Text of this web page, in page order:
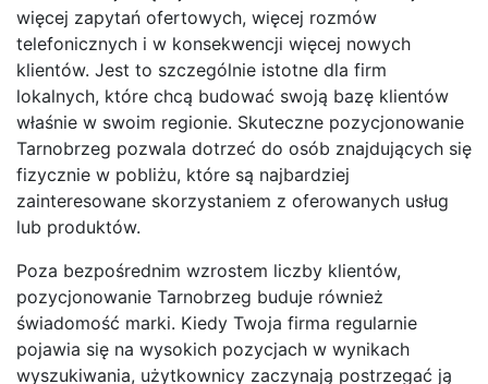
więcej zapytań ofertowych, więcej rozmów
telefonicznych i w konsekwencji więcej nowych
klientów. Jest to szczególnie istotne dla firm
lokalnych, które chcą budować swoją bazę klientów
właśnie w swoim regionie. Skuteczne pozycjonowanie
Tarnobrzeg pozwala dotrzeć do osób znajdujących się
fizycznie w pobliżu, które są najbardziej
zainteresowane skorzystaniem z oferowanych usług
lub produktów.
Poza bezpośrednim wzrostem liczby klientów,
pozycjonowanie Tarnobrzeg buduje również
świadomość marki. Kiedy Twoja firma regularnie
pojawia się na wysokich pozycjach w wynikach
wyszukiwania, użytkownicy zaczynają postrzegać ją